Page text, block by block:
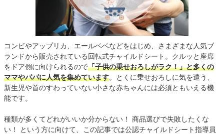
コンビやアップリカ、エールベベなどをはじめ、さまざまな人気ブ
ランドから販売されている回転式チャイルドシート。クルッと座席
をドア側に向けられるので「子供の乗せおろしがラク！」と多くの
ママやパパに人気を集めています。とくに乗せおろしに気を遣う、
新生児や首のすわっていない小さな赤ちゃんには必須ともいえる機
能です。
種類が多くてどれがいいか分からない！ 商品選びで失敗したくな
い！ という方に向けて、この記事では公認チャイルドシート指導員